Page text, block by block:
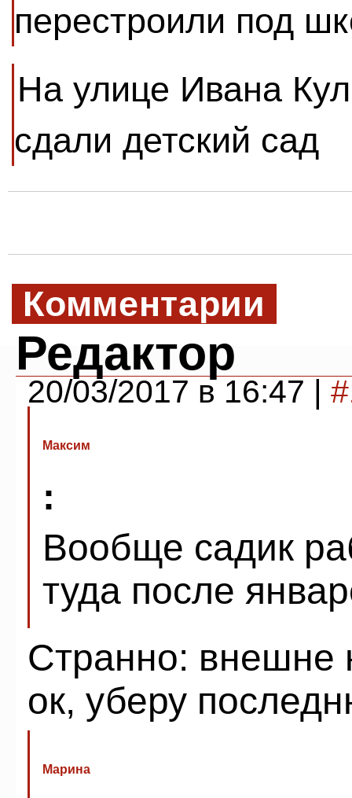
перестроили под
На улице Ивана
сдали детский сад
Комментарии
Редактор
20/03/2017 в 16:47 |
Максим
:
Вообще садик
туда после
Странно: внешне
ок, уберу
Марина